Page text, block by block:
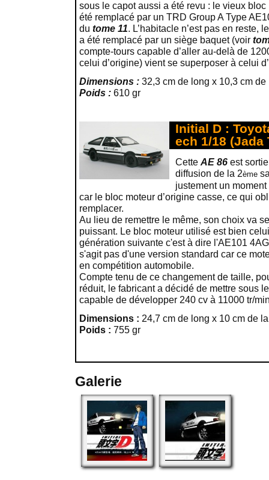
sous le capot aussi a été revu : le vieux bloc
été remplacé par un TRD Group A Type
du tome 11. L’habitacle n’est pas en reste,
a été remplacé par un siège baquet (voir
compte-tours capable d’aller au-delà de
celui d’origine) vient se superposer à celui
Dimensions : 32,3 cm de long x 10,3 cm
Poids : 610 gr
Initial D :
ech 1/18 (Jada
Cette AE 86 est
diffusion de la 2ème
justement un
car le bloc moteur d’origine casse, ce qui
remplacer.
Au lieu de remettre le même, son choix va
puissant. Le bloc moteur utilisé est bien
génération suivante c'est à dire l'AE101
s'agit pas d'une version standard car ce
en compétition automobile.
Compte tenu de ce changement de taille,
réduit, le fabricant a décidé de mettre sous
capable de développer 240 cv à 11000 tr/
Dimensions : 24,7 cm de long x 10 cm de
Poids : 755 gr
Galerie